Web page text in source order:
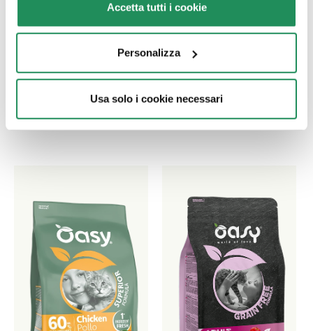
Accetta tutti i cookie
Personalizza
Usa solo i cookie necessari
Ποιο είναι το αγαπημένο
του?
Ανακαλύψτε τα καλύτερα προϊόντα για το